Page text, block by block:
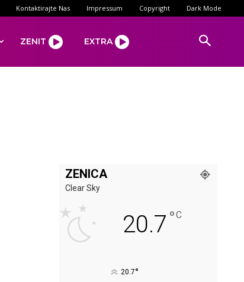
Kontaktirajte Nas Impressum Copyright Dark Mode
ZENIT EXTRA
ZENICA
Clear Sky
20.7 °C
20.7°